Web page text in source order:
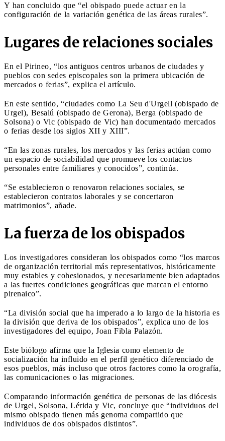
Y han concluido que “el obispado puede actuar en la
configuración de la variación genética de las áreas rurales”.
Lugares de relaciones sociales
En el Pirineo, “los antiguos centros urbanos de ciudades y
pueblos con sedes episcopales son la primera ubicación de
mercados o ferias”, explica el artículo.
En este sentido, “ciudades como La Seu d'Urgell (obispado de
Urgel), Besalú (obispado de Gerona), Berga (obispado de
Solsona) o Vic (obispado de Vic) han documentado mercados
o ferias desde los siglos XII y XIII”.
“En las zonas rurales, los mercados y las ferias actúan como
un espacio de sociabilidad que promueve los contactos
personales entre familiares y conocidos”, continúa.
“Se establecieron o renovaron relaciones sociales, se
establecieron contratos laborales y se concertaron
matrimonios”, añade.
La fuerza de los obispados
Los investigadores consideran los obispados como “los marcos
de organización territorial más representativos, históricamente
muy estables y cohesionados, y necesariamente bien adaptados
a las fuertes condiciones geográficas que marcan el entorno
pirenaico”.
“La división social que ha imperado a lo largo de la historia es
la división que deriva de los obispados”, explica uno de los
investigadores del equipo, Joan Fibla Palazón.
Este biólogo afirma que la Iglesia como elemento de
socialización ha influido en el perfil genético diferenciado de
esos pueblos, más incluso que otros factores como la orografía,
las comunicaciones o las migraciones.
Comparando información genética de personas de las diócesis
de Urgel, Solsona, Lérida y Vic, concluye que “individuos del
mismo obispado tienen más genoma compartido que
individuos de dos obispados distintos”.